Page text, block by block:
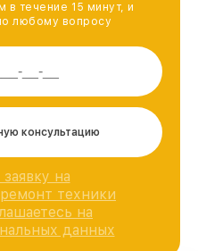
в течение 15 минут, и
любому вопросу
консультацию
на
техники
на
данных